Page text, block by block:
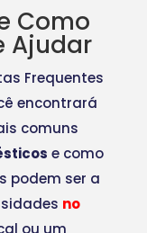
Como
Ajudar
Frequentes
encontrará
comuns
e como
podem ser a
no
ou um